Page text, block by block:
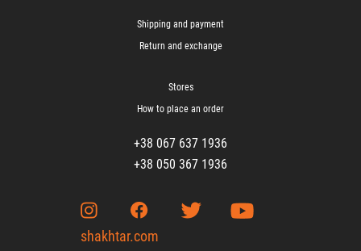
Shipping and payment
Return and exchange
Stores
How to place an order
+38 067 637 1936
+38 050 367 1936
shakhtar.com